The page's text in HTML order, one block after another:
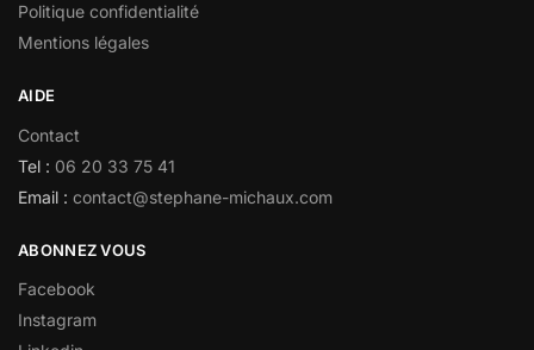
Politique confidentialité
Mentions légales
AIDE
Contact
Tel : 06 20 33 75 41
Email : contact@stephane-michaux.com
ABONNEZ VOUS
Facebook
Instagram